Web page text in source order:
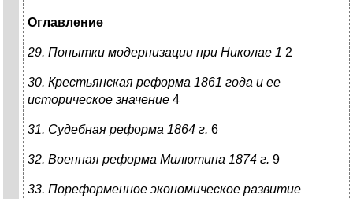
Оглавление
29. Попытки модернизации при Николае 1 2
30. Крестьянская реформа 1861 года и ее
историческое значение 4
31. Судебная реформа 1864 г. 6
32. Военная реформа Милютина 1874 г. 9
33. Пореформенное экономическое развитие